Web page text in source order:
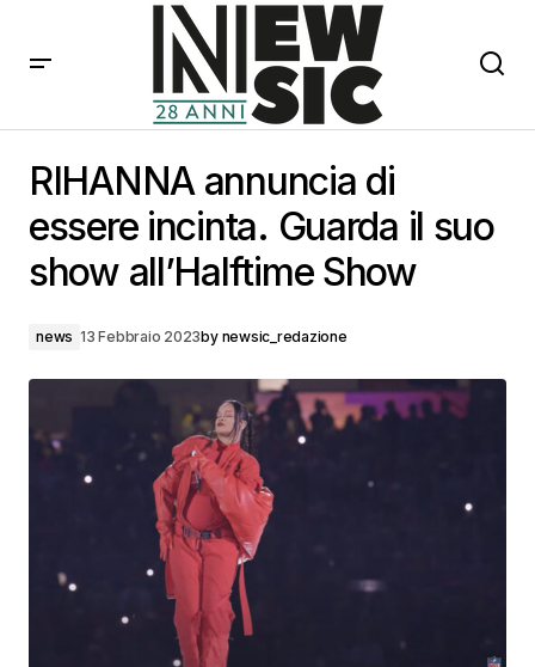
show all’Halftime Show
RIHANNA annuncia di
essere incinta. Guarda il suo
show all’Halftime Show
news 13 Febbraio 2023by newsic_redazione